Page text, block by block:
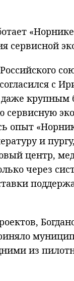
сервисной
с
крупным
сервисную
опыт
и
центр,
через
из